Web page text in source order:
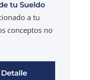
tu Sueldo
a tu
conceptos no
Detalle